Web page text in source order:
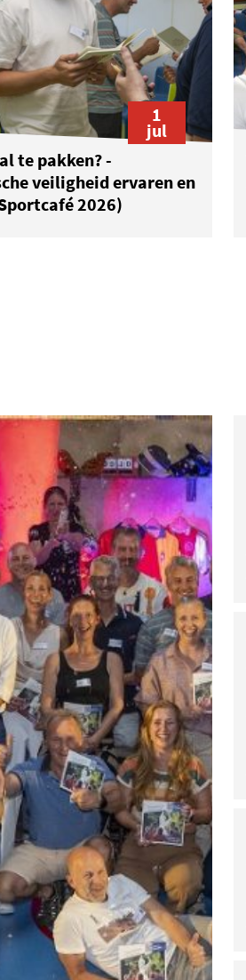
te pakken? -
veiligheid ervaren en
2026)
1
jul